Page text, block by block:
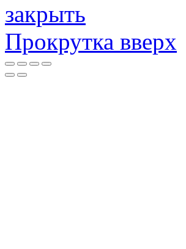
закрыть
Прокрутка вверх